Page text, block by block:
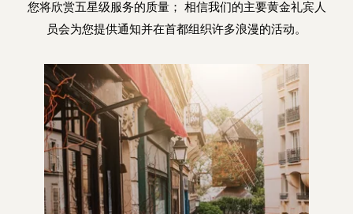
您将欣赏五星级服务的质量； 相信我们的主要黄金礼宾人
员会为您提供通知并在首都组织许多浪漫的活动。